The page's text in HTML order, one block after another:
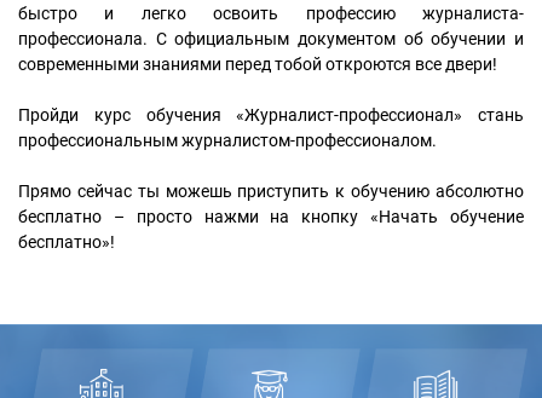
быстро и легко освоить профессию журналиста-
профессионала. С официальным документом об обучении и
современными знаниями перед тобой откроются все двери!
Пройди курс обучения «Журналист-профессионал» стань
профессиональным журналистом-профессионалом.
Прямо сейчас ты можешь приступить к обучению абсолютно
бесплатно – просто нажми на кнопку «Начать обучение
бесплатно»!